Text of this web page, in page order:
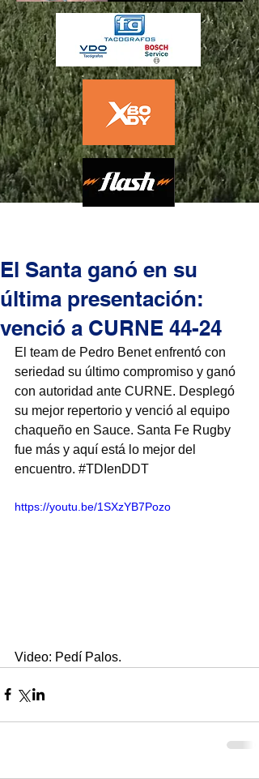
El Santa ganó en su
última presentación:
venció a CURNE 44-24
El team de Pedro Benet enfrentó con
seriedad su último compromiso y ganó
con autoridad ante CURNE. Desplegó
su mejor repertorio y venció al equipo
chaqueño en Sauce. Santa Fe Rugby
fue más y aquí está lo mejor del
encuentro. #TDIenDDT
https://youtu.be/1SXzYB7Pozo
Video: Pedí Palos.